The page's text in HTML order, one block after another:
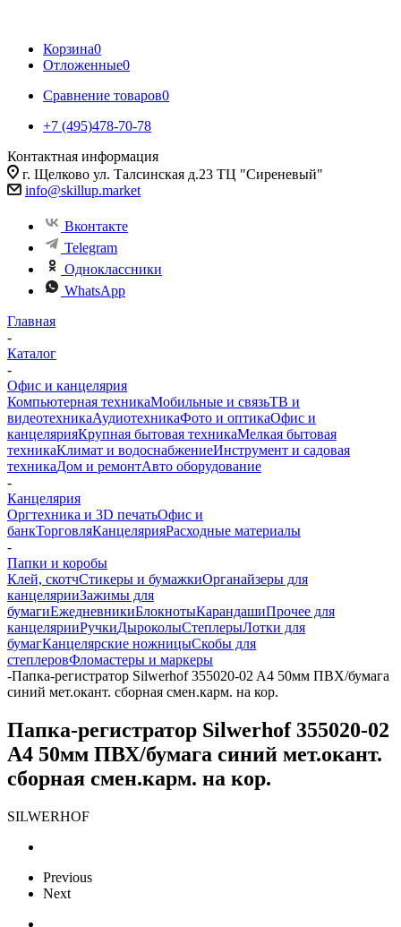
Корзина0
Отложенные0
Сравнение товаров0
+7 (495)478-70-78
Контактная информация
г. Щелково ул. Талсинская д.23 ТЦ "Сиреневый"
info@skillup.market
Вконтакте
Telegram
Одноклассники
WhatsApp
Главная
-
Каталог
-
Офис и канцелярия
Компьютерная техникаМобильные и связьТВ и
видеотехникаАудиотехникаФото и оптикаОфис и
канцелярияКрупная бытовая техникаМелкая бытовая
техникаКлимат и водоснабжениеИнструмент и садовая
техникаДом и ремонтАвто оборудование
-
Канцелярия
Оргтехника и 3D печатьОфис и
банкТорговляКанцелярияРасходные материалы
-
Папки и коробы
Клей, скотчСтикеры и бумажкиОрганайзеры для
канцелярииЗажимы для
бумагиЕжедневникиБлокнотыКарандашиПрочее для
канцелярииРучкиДыроколыСтеплерыЛотки для
бумагКанцелярские ножницыСкобы для
степлеровФломастеры и маркеры
-Папка-регистратор Silwerhof 355020-02 A4 50мм ПВХ/бумага
синий мет.окант. сборная смен.карм. на кор.
Папка-регистратор Silwerhof 355020-02
A4 50мм ПВХ/бумага синий мет.окант.
сборная смен.карм. на кор.
SILWERHOF
Previous
Next